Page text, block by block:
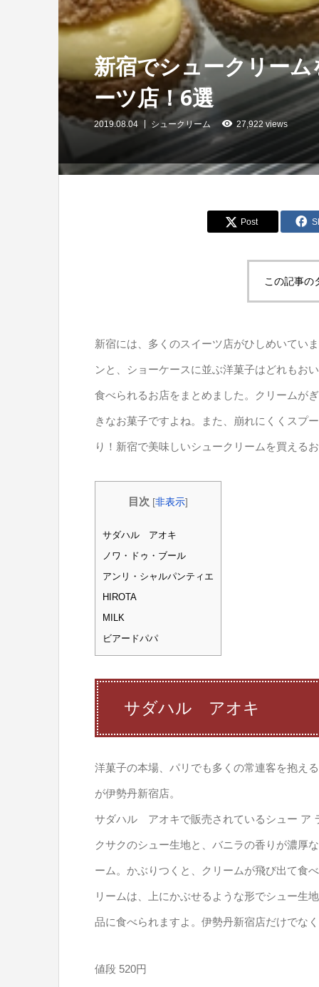
新宿でシュークリー
ーツ店！6選
2019.08.04 シュークリーム 27,922 views
Post
この記事の
新宿には、多くのスイーツ店がひしめいてい
ンと、ショーケースに並ぶ洋菓子はどれもお
食べられるお店をまとめました。クリームが
きなお菓子ですよね。また、崩れにくくスプ
り！新宿で美味しいシュークリームを買える
目次 [非表示]
サダハル アオキ
ノワ・ドゥ・ブール
アンリ・シャルパンティエ
HIROTA
MILK
ビアードパパ
サダハル アオキ
洋菓子の本場、パリでも多くの常連客を抱え
が伊勢丹新宿店。
サダハル アオキで販売されているシュー ア
クサクのシュー生地と、バニラの香りが濃厚
ーム。かぶりつくと、クリームが飛び出て
リームは、上にかぶせるような形でシュー生
品に食べられますよ。伊勢丹新宿店だけでな
値段 520円